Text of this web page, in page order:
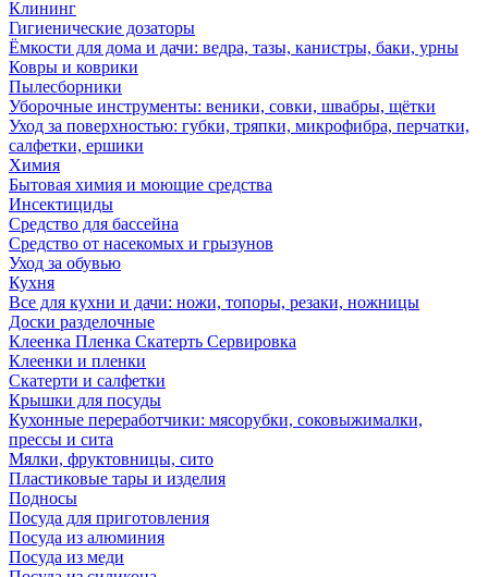
Клининг
Гигиенические дозаторы
Ёмкости для дома и дачи: ведра, тазы, канистры, баки, урны
Ковры и коврики
Пылесборники
Уборочные инструменты: веники, совки, швабры, щётки
Уход за поверхностью: губки, тряпки, микрофибра, перчатки,
салфетки, ершики
Химия
Бытовая химия и моющие средства
Инсектициды
Средство для бассейна
Средство от насекомых и грызунов
Уход за обувью
Кухня
Все для кухни и дачи: ножи, топоры, резаки, ножницы
Доски разделочные
Клеенка Пленка Скатерть Сервировка
Клеенки и пленки
Скатерти и салфетки
Крышки для посуды
Кухонные переработчики: мясорубки, соковыжималки,
прессы и сита
Мялки, фруктовницы, сито
Пластиковые тары и изделия
Подносы
Посуда для приготовления
Посуда из алюминия
Посуда из меди